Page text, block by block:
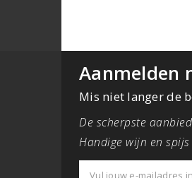
Aanmelden
Mis niet langer de
De scherpste
Handige wijn en